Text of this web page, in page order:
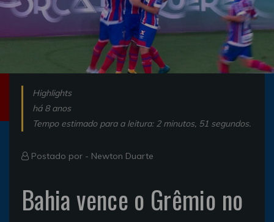
Highlights
há 8 anos
Tempo estimado para a leitura: 2 minutos, 51 segundos.
Postado por - Newton Duarte
Bahia vence o Grêmio no